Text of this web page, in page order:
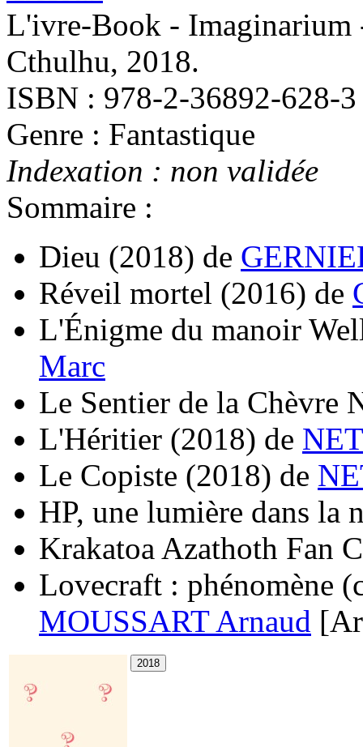
L'ivre-Book - Imaginarium
Cthulhu, 2018.
ISBN : 978-2-36892-628-3
Genre : Fantastique
Indexation : non validée
Sommaire :
Dieu (2018) de
Réveil mortel (2016) de
L'Énigme du manoir
Marc
Le Sentier de la Chèvre
L'Héritier (2018) de
Le Copiste (2018) de
HP, une lumière dans la
Krakatoa Azathoth Fan
Lovecraft : phénomène
MOUSSART Arnaud